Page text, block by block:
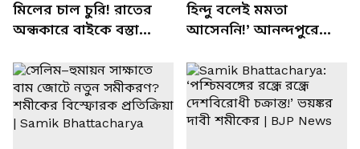
মিলের চাল চুরি! রাতের
অন্ধকারে বাইকে বস্তা
চত্বরে তাণ্ডব
হিন্দু বলেই মমতা
আসেননি!’ আনন্দপুরে
খোলসা করলেন শুভেন্দু